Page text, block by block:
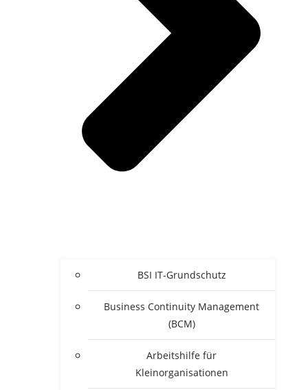
BSI IT-Grun­d­­schutz
Busi­ness Con­ti­nui­ty Manage­ment
(BCM)
Arbeits­hil­fe für
Kleinorganisationen